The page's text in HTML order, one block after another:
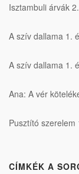
Isztambuli árvák
A szív dallama 1.
A szív dallama 1.
Ana: A vér
Pusztító
CÍMKÉK A